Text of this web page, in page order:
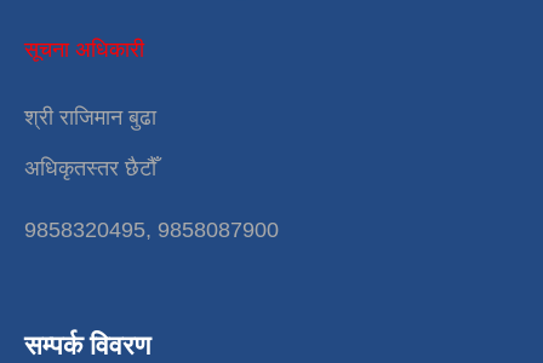
सूचना अधिकारी
श्री राजिमान बुढा
अधिकृतस्तर छैटौँ
9858320495, 9858087900
सम्पर्क विवरण